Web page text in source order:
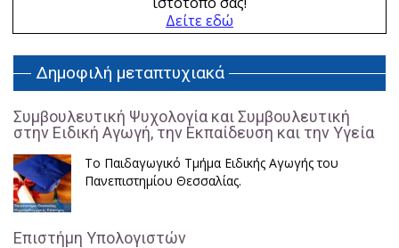
Δείτε εδώ
Δημοφιλή μεταπτυχιακά
Συμβουλευτική Ψυχολογία και Συμβουλευτική
στην Ειδική Αγωγή, την Εκπαίδευση και την Υγεία
Το Παιδαγωγικό Τμήμα Ειδικής Αγωγής του
Πανεπιστημίου Θεσσαλίας.
Επιστήμη Υπολογιστών